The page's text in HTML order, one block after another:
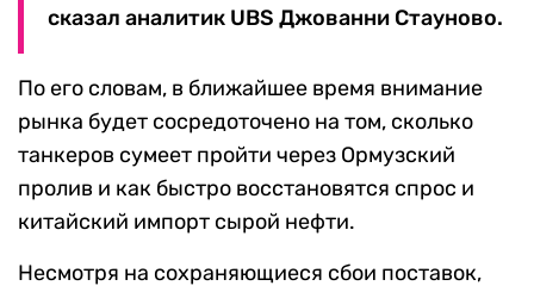
сказал аналитик UBS Джованни Стауново.
По его словам, в ближайшее время внимание
рынка будет сосредоточено на том, сколько
танкеров сумеет пройти через Ормузский
пролив и как быстро восстановятся спрос и
китайский импорт сырой нефти.
Несмотря на сохраняющиеся сбои поставок,